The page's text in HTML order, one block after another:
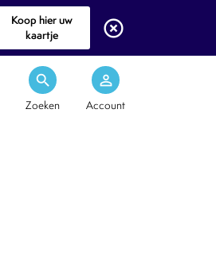
Koop hier uw
kaartje
highlight_off
search
Zoeken
person_outline
Account